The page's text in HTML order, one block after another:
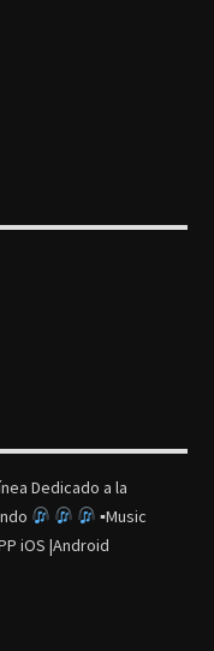
Dedicado a la
▪Music
iOS |Android